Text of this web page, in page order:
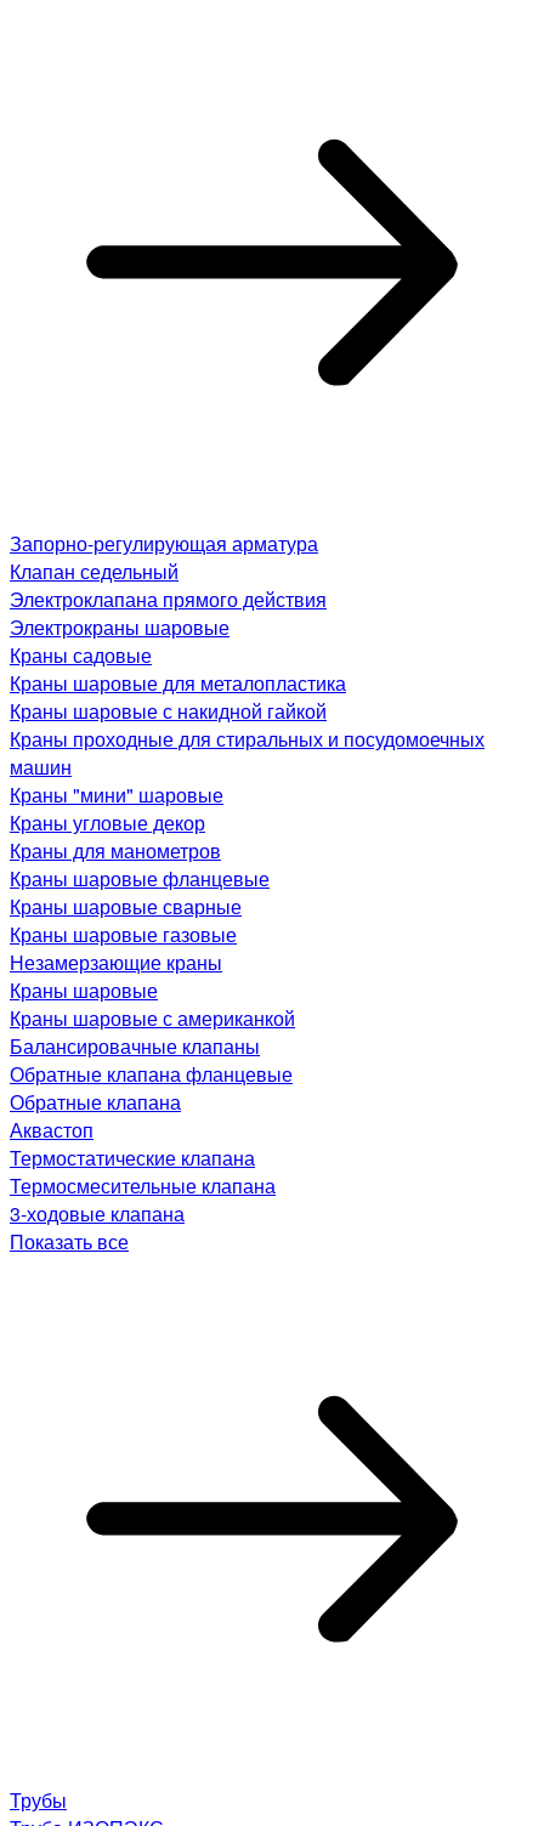
Запорно-регулирующая арматура
Клапан седельный
Электроклапана прямого действия
Электрокраны шаровые
Краны садовые
Краны шаровые для металопластика
Краны шаровые с накидной гайкой
Краны проходные для стиральных и посудомоечных
машин
Краны "мини" шаровые
Краны угловые декор
Краны для манометров
Краны шаровые фланцевые
Краны шаровые сварные
Краны шаровые газовые
Незамерзающие краны
Краны шаровые
Краны шаровые с американкой
Балансировачные клапаны
Обратные клапана фланцевые
Обратные клапана
Аквастоп
Термостатические клапана
Термосмесительные клапана
3-ходовые клапана
Показать все
Трубы